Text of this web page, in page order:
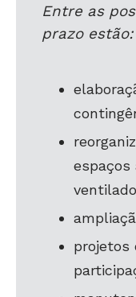
Entre as
prazo estão:
espaços
projetos